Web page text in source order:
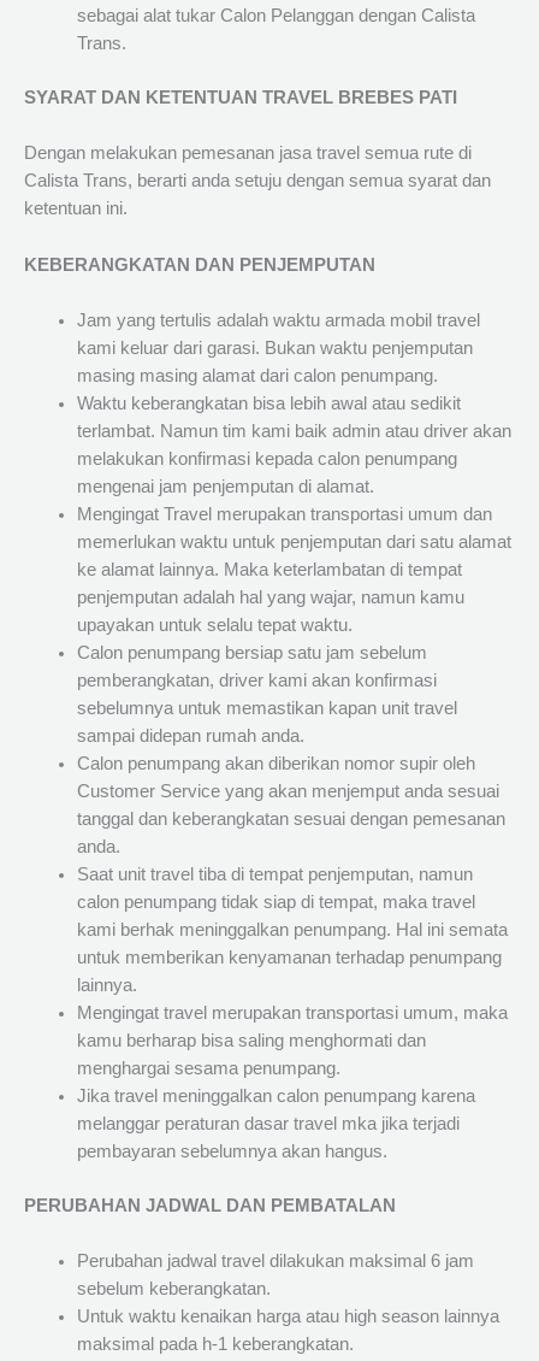
sebagai alat tukar Calon Pelanggan dengan Calista
Trans.
SYARAT DAN KETENTUAN TRAVEL BREBES PATI
Dengan melakukan pemesanan jasa travel semua rute di
Calista Trans, berarti anda setuju dengan semua syarat dan
ketentuan ini.
KEBERANGKATAN DAN PENJEMPUTAN
Jam yang tertulis adalah waktu armada mobil travel
kami keluar dari garasi. Bukan waktu penjemputan
masing masing alamat dari calon penumpang.
Waktu keberangkatan bisa lebih awal atau sedikit
terlambat. Namun tim kami baik admin atau driver akan
melakukan konfirmasi kepada calon penumpang
mengenai jam penjemputan di alamat.
Mengingat Travel merupakan transportasi umum dan
memerlukan waktu untuk penjemputan dari satu alamat
ke alamat lainnya. Maka keterlambatan di tempat
penjemputan adalah hal yang wajar, namun kamu
upayakan untuk selalu tepat waktu.
Calon penumpang bersiap satu jam sebelum
pemberangkatan, driver kami akan konfirmasi
sebelumnya untuk memastikan kapan unit travel
sampai didepan rumah anda.
Calon penumpang akan diberikan nomor supir oleh
Customer Service yang akan menjemput anda sesuai
tanggal dan keberangkatan sesuai dengan pemesanan
anda.
Saat unit travel tiba di tempat penjemputan, namun
calon penumpang tidak siap di tempat, maka travel
kami berhak meninggalkan penumpang. Hal ini semata
untuk memberikan kenyamanan terhadap penumpang
lainnya.
Mengingat travel merupakan transportasi umum, maka
kamu berharap bisa saling menghormati dan
menghargai sesama penumpang.
Jika travel meninggalkan calon penumpang karena
melanggar peraturan dasar travel mka jika terjadi
pembayaran sebelumnya akan hangus.
PERUBAHAN JADWAL DAN PEMBATALAN
Perubahan jadwal travel dilakukan maksimal 6 jam
sebelum keberangkatan.
Untuk waktu kenaikan harga atau high season lainnya
maksimal pada h-1 keberangkatan.